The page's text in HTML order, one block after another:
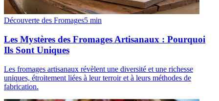
Découverte des Fromages5 min
Les Mystères des Fromages Artisanaux : Pourquoi
Ils Sont Uniques
Les fromages artisanaux révèlent une diversité et une richesse
uniques, étroitement liées à leur terroir et à leurs méthodes de
fabrication.